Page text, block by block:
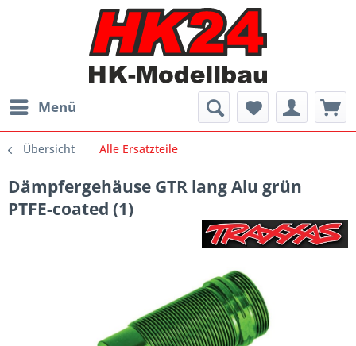
Menü
Übersicht Alle Ersatzteile
Dämpfergehäuse GTR lang Alu grün
PTFE-coated (1)